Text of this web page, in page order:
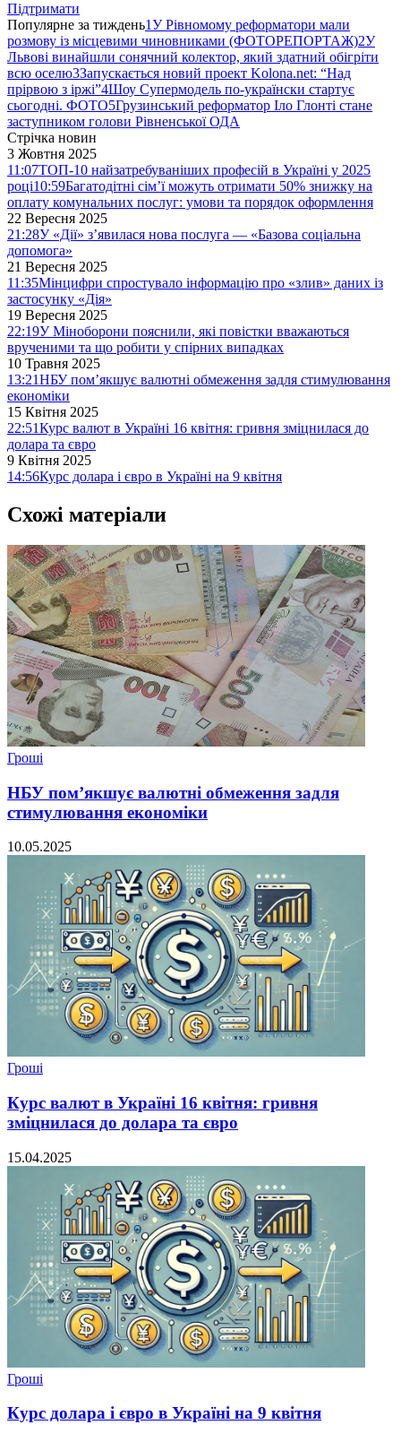
Підтримати
Популярне за тиждень1У Рівномому реформатори мали
розмову із місцевими чиновниками (ФОТОРЕПОРТАЖ)2У
Львові винайшли сонячний колектор, який здатний обігріти
всю оселю3Запускається новий проект Kolona.net: “Над
прірвою з іржі”4Шоу Супермодель по-українски стартує
сьогодні. ФОТО5Грузинський реформатор Іло Глонті стане
заступником голови Рівненської ОДА
Стрічка новин
3 Жовтня 2025
11:07ТОП-10 найзатребуваніших професій в Україні у 2025
році10:59Багатодітні сім’ї можуть отримати 50% знижку на
оплату комунальних послуг: умови та порядок оформлення
22 Вересня 2025
21:28У «Дії» з’явилася нова послуга — «Базова соціальна
допомога»
21 Вересня 2025
11:35Мінцифри спростувало інформацію про «злив» даних із
застосунку «Дія»
19 Вересня 2025
22:19У Міноборони пояснили, які повістки вважаються
врученими та що робити у спірних випадках
10 Травня 2025
13:21НБУ пом’якшує валютні обмеження задля стимулювання
економіки
15 Квітня 2025
22:51Курс валют в Україні 16 квітня: гривня зміцнилася до
долара та євро
9 Квітня 2025
14:56Курс долара і євро в Україні на 9 квітня
Схожі матеріали
Гроші
НБУ пом’якшує валютні обмеження задля
стимулювання економіки
10.05.2025
Гроші
Курс валют в Україні 16 квітня: гривня
зміцнилася до долара та євро
15.04.2025
Гроші
Курс долара і євро в Україні на 9 квітня